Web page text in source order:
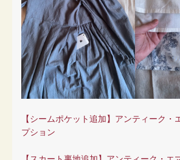
【シームポケット追加】アンティーク
プション